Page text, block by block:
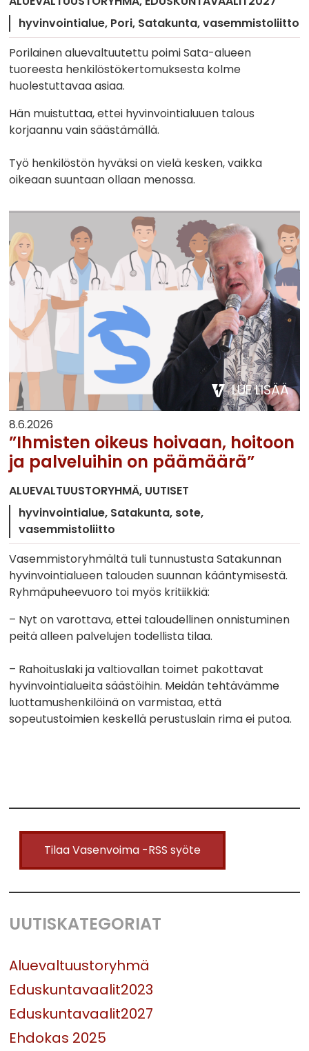
hyvinvointialue Pori Satakunta vasemmistoliitto
Porilainen aluevaltuutettu poimi Sata-alueen
tuoreesta henkilöstökertomuksesta kolme
huolestuttavaa asiaa.
Hän muistuttaa, ettei hyvinvointialuuen talous
korjaannu vain säästämällä.
Työ henkilöstön hyväksi on vielä kesken, vaikka
oikeaan suuntaan ollaan menossa.
LUE LISÄÄ
8.6.2026
”Ihmisten oikeus hoivaan, hoitoon
ja palveluihin on päämäärä”
ALUEVALTUUSTORYHMÄ UUTISET
hyvinvointialue Satakunta sote
vasemmistoliitto
Vasemmistoryhmältä tuli tunnustusta Satakunnan
hyvinvointialueen talouden suunnan kääntymisestä.
Ryhmäpuheevuoro toi myös kritiikkiä:
– Nyt on varottava, ettei taloudellinen onnistuminen
peitä alleen palvelujen todellista tilaa.
– Rahoituslaki ja valtiovallan toimet pakottavat
hyvinvointialueita säästöihin. Meidän tehtävämme
luottamushenkilöinä on varmistaa, että
sopeutustoimien keskellä perustuslain rima ei putoa.
Tilaa Vasenvoima -RSS syöte
UUTISKATEGORIAT
Aluevaltuustoryhmä
Eduskuntavaalit2023
Eduskuntavaalit2027
Ehdokas 2025